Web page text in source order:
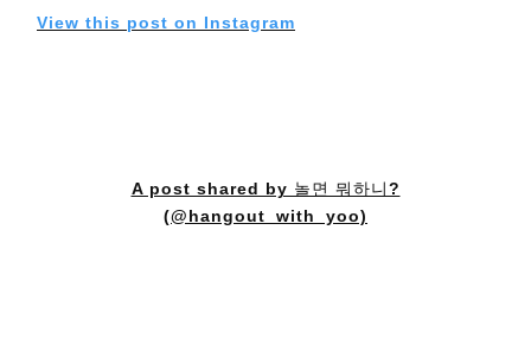
View this post on Instagram
A post shared by 놀면 뭐하니?
(@hangout_with_yoo)